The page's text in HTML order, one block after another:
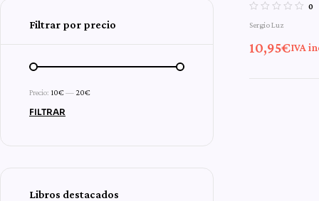
Las
de la
0
Sergio Luz
10,95€IVA
Filtrar por precio
FILTRAR
Precio: 10€— 20€
Libros destacados